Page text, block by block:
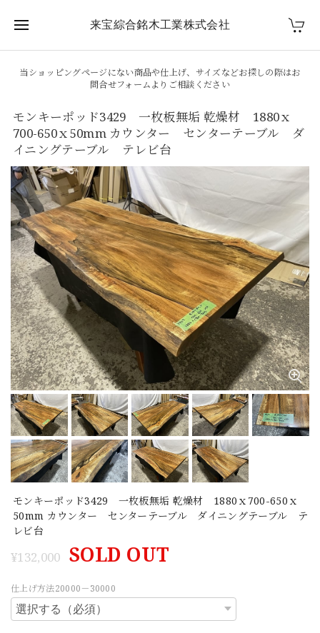
来宝綜合銘木工業株式会社
当ショッピングページにない商品や仕上げ、サイズなどお探しの際はお
問合せフォームよりご相談ください
モンキーポッド3429 一枚板無垢 乾燥材 1880ｘ
700-650ｘ50mm カウンター センターテーブル ダ
イニングテーブル テレビ台
モンキーポッド3429 一枚板無垢 乾燥材 1880ｘ700-650ｘ
50mm カウンター センターテーブル ダイニングテーブル テ
レビ台
¥132,000 SOLD OUT
仕上げ方法20000－30000